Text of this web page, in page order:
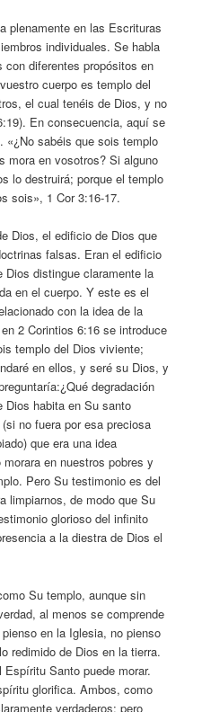
plenamente en las Escrituras
individuales. Se habla
con diferentes propósitos en
cuerpo es templo del
el cual tenéis de Dios, y no
En consecuencia, aquí se
«¿No sabéis que sois templo
mora en vosotros? Si alguno
lo destruirá; porque el templo
sois», 1 Cor 3:16-17.
Dios, el edificio de Dios que
falsas. Eran el edificio
distingue claramente la
en el cuerpo. Y este es el
con la idea de la
2 Corintios 6:16 se introduce
templo del Dios viviente;
en ellos, y seré su Dios, y
degradación
Dios habita en Su santo
no fuera por esa preciosa
que era una idea
en nuestros pobres y
Pero Su testimonio es del
limpiarnos, de modo que Su
glorioso del infinito
a la diestra de Dios el
Su templo, aunque sin
al menos se comprende
en la Iglesia, no pienso
redimido de Dios en la tierra.
Santo puede morar.
glorifica. Ambos, como
verdaderos; pero